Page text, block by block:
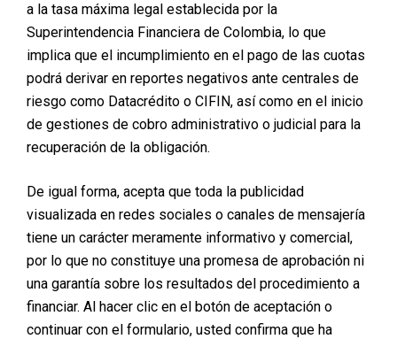
a la tasa máxima legal establecida por la
Superintendencia Financiera de Colombia, lo que
implica que el incumplimiento en el pago de las cuotas
podrá derivar en reportes negativos ante centrales de
riesgo como Datacrédito o CIFIN, así como en el inicio
de gestiones de cobro administrativo o judicial para la
recuperación de la obligación.
De igual forma, acepta que toda la publicidad
visualizada en redes sociales o canales de mensajería
tiene un carácter meramente informativo y comercial,
por lo que no constituye una promesa de aprobación ni
una garantía sobre los resultados del procedimiento a
financiar. Al hacer clic en el botón de aceptación o
continuar con el formulario, usted confirma que ha